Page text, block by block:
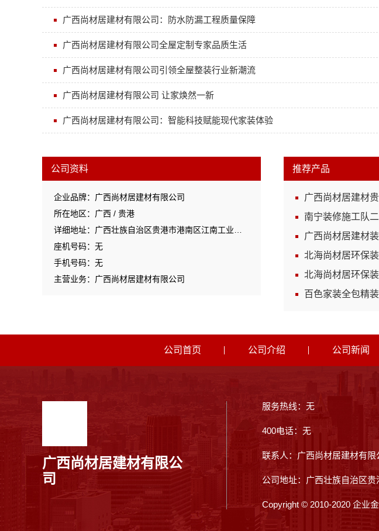
广西尚材居建材有限公司：防水防漏工程质量保障
广西尚材居建材有限公司全屋定制专家品质生活
广西尚材居建材有限公司引领全屋整装行业新潮流
广西尚材居建材有限公司 让家焕然一新
广西尚材居建材有限公司：智能科技赋能现代家装体验
公司资料
企业品牌：广西尚材居建材有限公司
所在地区：广西 / 贵港
座机号码：无
手机号码：无
主营业务：广西尚材居建材有限公司
推荐产品
广西尚材居建材
南宁装修施工队二
广西尚材居建材
北海尚材居环保装
北海尚材居环保
百色家装全包精
公司首页 公司介绍 公司新闻
广西尚材居建材有限公
司
服务热线：无
400电话：无
联系人：广西尚材居建材有限
公司地址：广西壮族自治区
Copyright © 2010-2020 企业